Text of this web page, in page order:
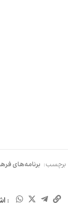
برچسب: برنامه‌های
: